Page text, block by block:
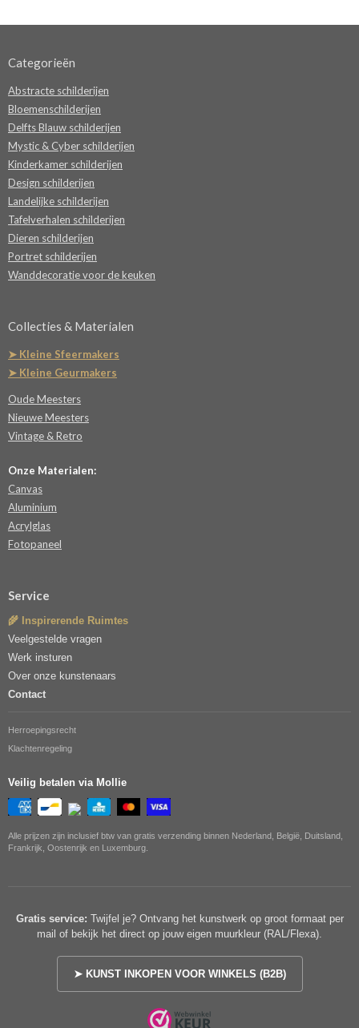
Categorieën
Abstracte schilderijen
Bloemenschilderijen
Delfts Blauw schilderijen
Mystic & Cyber schilderijen
Kinderkamer schilderijen
Design schilderijen
Landelijke schilderijen
Tafelverhalen schilderijen
Dieren schilderijen
Portret schilderijen
Wanddecoratie voor de keuken
Collecties & Materialen
➤ Kleine Sfeermakers
➤ Kleine Geurmakers
Oude Meesters
Nieuwe Meesters
Vintage & Retro
Onze Materialen:
Canvas
Aluminium
Acrylglas
Fotopaneel
Service
🌾 Inspirerende Ruimtes
Veelgestelde vragen
Werk insturen
Over onze kunstenaars
Contact
Herroepingsrecht
Klachtenregeling
Veilig betalen via Mollie
Alle prijzen zijn inclusief btw van gratis verzending binnen Nederland, België, Duitsland,
Frankrijk, Oostenrijk en Luxemburg.
Gratis service: Twijfel je? Ontvang het kunstwerk op groot formaat per
mail of bekijk het direct op jouw eigen muurkleur (RAL/Flexa).
➤ KUNST INKOPEN VOOR WINKELS (B2B)